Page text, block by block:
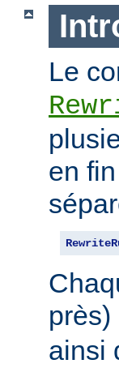
Le
en
ainsi